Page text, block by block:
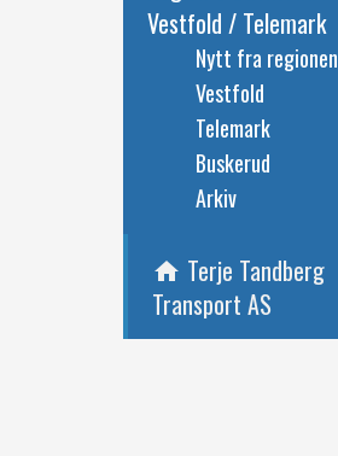
Vestfold / Telemark
Nytt fra regionen
Vestfold
Telemark
Buskerud
Arkiv
home Terje Tandberg
Transport AS